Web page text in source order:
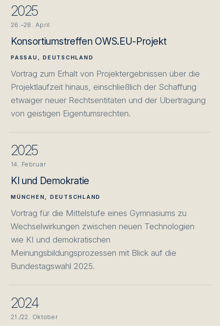
2025
26.–28. April
Konsortiumstreffen OWS.EU-Projekt
PASSAU, DEUTSCHLAND
Vortrag zum Erhalt von Projektergebnissen über die
Projektlaufzeit hinaus, einschließlich der Schaffung
etwaiger neuer Rechtsentitäten und der Übertragung
von geistigen Eigentumsrechten.
2025
14. Februar
KI und Demokratie
MÜNCHEN, DEUTSCHLAND
Vortrag für die Mittelstufe eines Gymnasiums zu
Wechselwirkungen zwischen neuen Technologien
wie KI und demokratischen
Meinungsbildungsprozessen mit Blick auf die
Bundestagswahl 2025.
2024
21./22. Oktober